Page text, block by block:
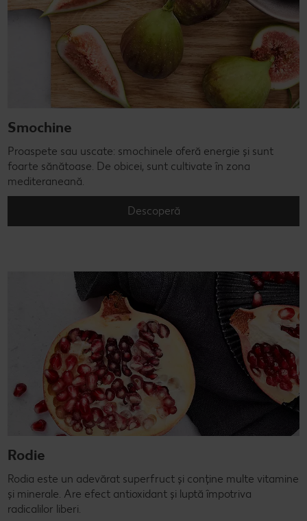
Smochine
Proaspete sau uscate: smochinele oferă energie și sunt
foarte sănătoase. De obicei, sunt cultivate în zona
mediteraneană.
Descoperă
Rodie
Rodia este un adevărat superfruct și conține multe vitamine
și minerale. Are efect antioxidant și luptă împotriva
radicalilor liberi.